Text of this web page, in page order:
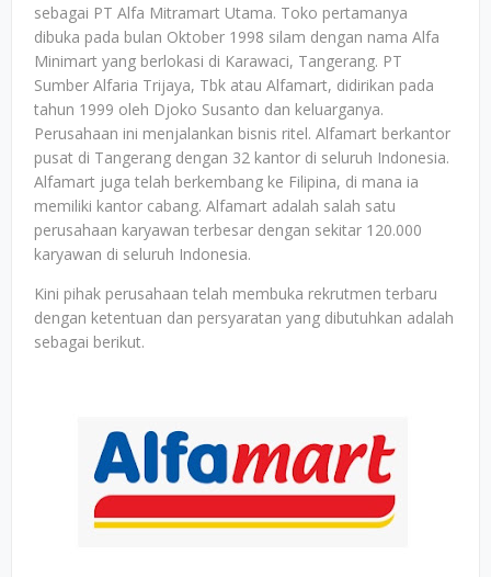
sebagai PT Alfa Mitramart Utama. Toko pertamanya
dibuka pada bulan Oktober 1998 silam dengan nama Alfa
Minimart yang berlokasi di Karawaci, Tangerang. PT
Sumber Alfaria Trijaya, Tbk atau Alfamart, didirikan pada
tahun 1999 oleh Djoko Susanto dan keluarganya.
Perusahaan ini menjalankan bisnis ritel. Alfamart berkantor
pusat di Tangerang dengan 32 kantor di seluruh Indonesia.
Alfamart juga telah berkembang ke Filipina, di mana ia
memiliki kantor cabang. Alfamart adalah salah satu
perusahaan karyawan terbesar dengan sekitar 120.000
karyawan di seluruh Indonesia.
Kini pihak perusahaan telah membuka rekrutmen terbaru
dengan ketentuan dan persyaratan yang dibutuhkan adalah
sebagai berikut.